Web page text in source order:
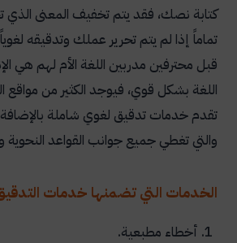
كتابة نصك، فقد يتم تخفيف المعنى الذي
تماماً إذا لم يتم تحرير عملك وتدقيقه
قبل محترفين مدربين اللغة الأم لهم هي
اللغة بشكل قوي، فيوجد الكثير من مواقع
تقدم خدمات تدقيق لغوي شاملة بالإضافة
والتي تغطي جميع جوانب القواعد النحوية
الخدمات التي تضمنها خدمات
أخطاء مطبعية.